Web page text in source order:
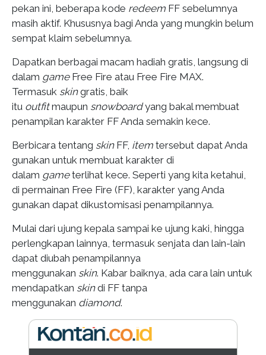
pekan ini, beberapa kode redeem FF sebelumnya
masih aktif. Khususnya bagi Anda yang mungkin belum
sempat klaim sebelumnya.
Dapatkan berbagai macam hadiah gratis, langsung di
dalam gameFree Fire atau Free Fire MAX.
Termasuk skingratis, baik
itu outfitmaupun snowboardyang bakal membuat
penampilan karakter FF Anda semakin kece.
Berbicara tentang skinFF, item tersebut dapat Anda
gunakan untuk membuat karakter di
dalam gameterlihat kece. Seperti yang kita ketahui,
di permainan Free Fire (FF), karakter yang Anda
gunakan dapat dikustomisasi penampilannya.
Mulai dari ujung kepala sampai ke ujung kaki, hingga
perlengkapan lainnya, termasuk senjata dan lain-lain
dapat diubah penampilannya
menggunakan skin. Kabar baiknya, ada cara lain untuk
mendapatkan skindi FF tanpa
menggunakan diamond.